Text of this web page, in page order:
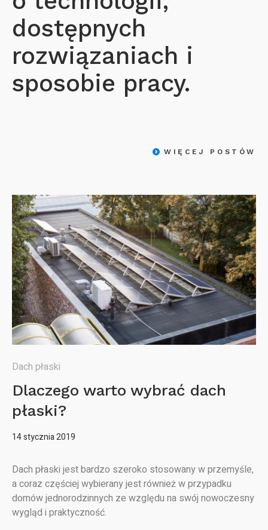
dostępnych
rozwiązaniach i
sposobie pracy.
WIĘCEJ POSTÓW
Dach płaski
Dlaczego warto wybrać dach
płaski?
14 stycznia 2019
Dach płaski jest bardzo szeroko stosowany w przemyśle,
a coraz częściej wybierany jest również w przypadku
domów jednorodzinnych ze względu na swój nowoczesny
wygląd i praktyczność.